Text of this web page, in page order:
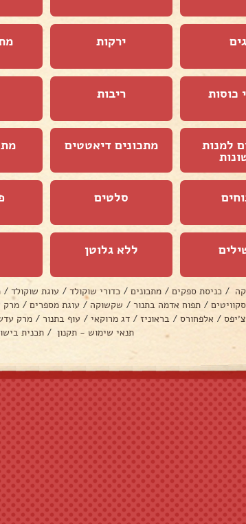
ירקות
כוסות ריבות
למנות מתכונים דיאטטים
סלטים
ללא גלוטן
/ כניסת ספקים / מתכונים / כדורי שוקולד / עוגת שוקולד /
/ תפוח אדמה בתנור / שקשוקה / עוגת מספרים / מרק
/ אלפחורס / בראוניז / דג מרוקאי / עוף בתנור / מרק
תנאי שימוש - תקנון / תכנית